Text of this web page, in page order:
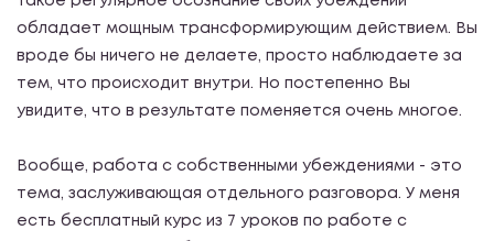
обладает мощным трансформирующим действием. Вы
вроде бы ничего не делаете, просто наблюдаете за
тем, что происходит внутри. Но постепенно Вы
увидите, что в результате поменяется очень многое.
Вообще, работа с собственными убеждениями - это
тема, заслуживающая отдельного разговора. У меня
есть бесплатный курс из 7 уроков по работе с